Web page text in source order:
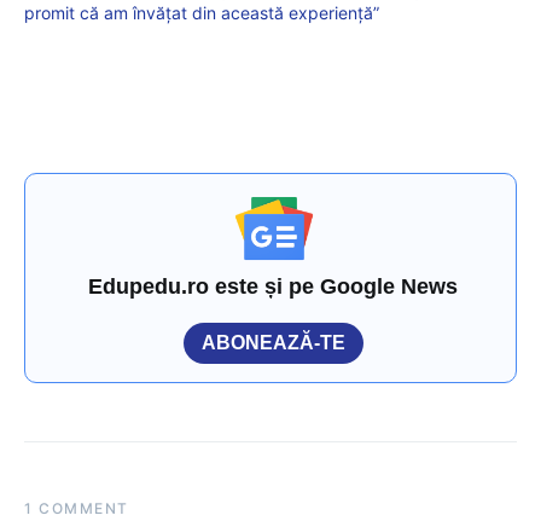
promit că am învățat din această experiență”
Edupedu.ro este și pe Google News
ABONEAZĂ-TE
1 COMMENT